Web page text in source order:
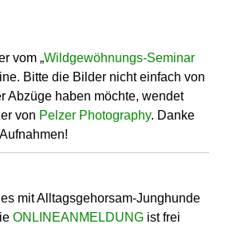
vom „Wildgewöhnungs-Seminar
Bitte die Bilder nicht einfach von
Abzüge haben möchte, wendet
von Pelzer Photography. Danke
mit Alltagsgehorsam-Junghunde
ONLINEANMELDUNG ist frei